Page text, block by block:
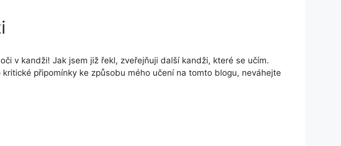
v kandži! Jak jsem již řekl, zveřejňuji další kandži, které se učím.
připomínky ke způsobu mého učení na tomto blogu, neváhejte